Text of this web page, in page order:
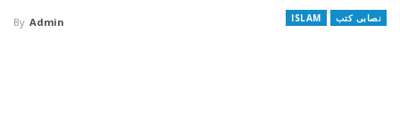
ISLAM نصابی کتب By Admin